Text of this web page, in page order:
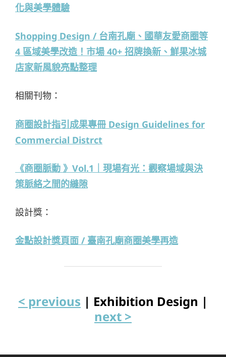
化與美學體驗
Shopping Design / 台南孔廟、國華友愛商圈等
4 區域美學改造！市場 40+ 招牌換新、鮮果冰城
店家新風貌亮點整理
相關刊物：
商圈設計指引成果專冊 Design Guidelines for
Commercial Distrct
《商圈脈動 》Vol.1｜現場有光：觀察場域與決
策脈絡之間的縫隙
設計獎：
金點設計獎頁面 / 臺南孔廟商圈美學再造
< previous | Exhibition Design |
next >